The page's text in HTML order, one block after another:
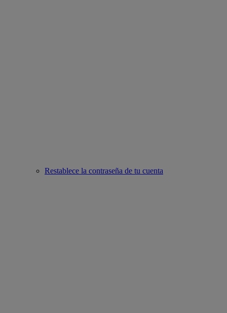
Restablece la contraseña de tu cuenta